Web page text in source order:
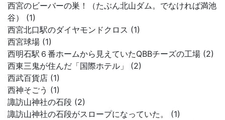
西宮のビーバーの巣！（たぶん北山ダム。でなければ満池
谷） (1)
西宮北口駅のダイヤモンドクロス (1)
西宮球場 (1)
西明石駅６番ホームから見えていたQBBチーズの工場 (2)
西東三鬼が住んだ「国際ホテル」 (2)
西武百貨店 (1)
西神そごう (1)
諏訪山神社の石段 (2)
諏訪山神社の石段がスロープになっていた。 (1)